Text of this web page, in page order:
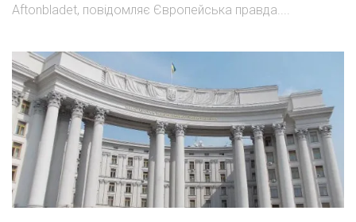
Aftonbladet, повідомляє Європейська правда....